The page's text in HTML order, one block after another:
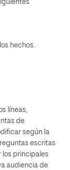
hechos.
líneas,
de
según la
escritas
los principales
audiencia de